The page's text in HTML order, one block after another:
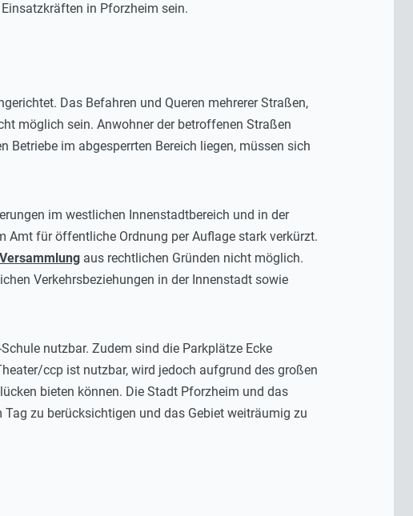
in Pforzheim sein.
Das Befahren und Queren mehrerer Straßen,
möglich sein. Anwohner der betroffenen Straßen
Betriebe im abgesperrten Bereich liegen, müssen sich
im westlichen Innenstadtbereich und in der
Amt für öffentliche Ordnung per Auflage stark verkürzt.
aus rechtlichen Gründen nicht möglich.
Verkehrsbeziehungen in der Innenstadt sowie
nutzbar. Zudem sind die Parkplätze Ecke
ccp ist nutzbar, wird jedoch aufgrund des großen
bieten können. Die Stadt Pforzheim und das
zu berücksichtigen und das Gebiet weiträumig zu